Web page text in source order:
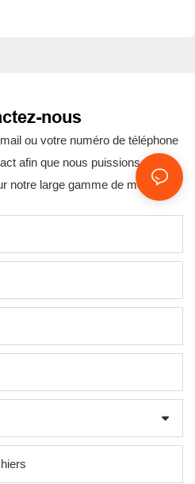
nous
ou votre numéro de téléphone
afin que nous puissions vous
notre large gamme de modèles !